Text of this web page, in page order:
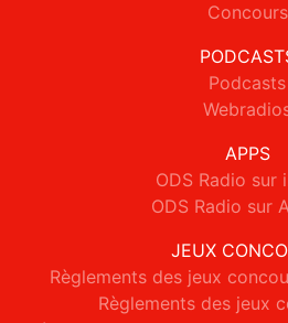
Concours
Podcasts
APPS
ODS Radio sur
ODS Radio sur
JEUX
Règlements des jeux
Règlements des jeux